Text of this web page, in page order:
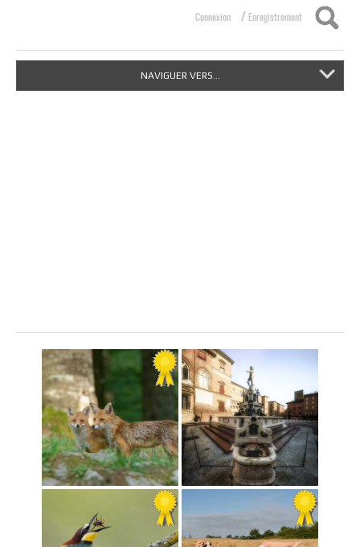
Connexion / Enregistrement
NAVIGUER VERS...